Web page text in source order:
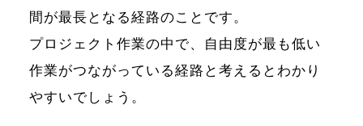
間が最長となる経路のことです。
プロジェクト作業の中で、自由度が最も低い
作業がつながっている経路と考えるとわかり
やすいでしょう。